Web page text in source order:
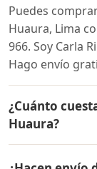
Puedes
Huaura, Lima
966. Soy Carla
Hago envío
¿Cuánto
Huaura?